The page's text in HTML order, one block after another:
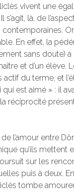
vivent une
s’agit, là, de
En effet, la
sans doute)
et d’un élève.
actif du terme, et
est aimé » : il
réciprocité
l’amour entre
qu’ils mettent
sur les
puis à deux.
tombe